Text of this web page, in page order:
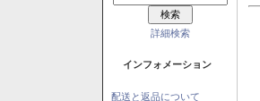
詳細検索
インフォメーション
配送と返品について